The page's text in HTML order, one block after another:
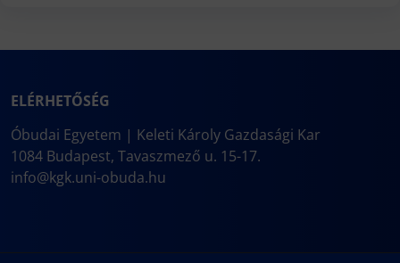
ELÉRHETŐSÉG
Óbudai Egyetem | Keleti Károly Gazdasági Kar
1084 Budapest, Tavaszmező u. 15-17.
info@kgk.uni-obuda.hu